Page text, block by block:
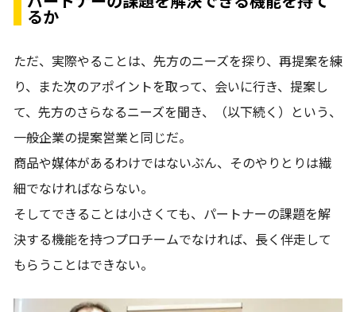
るか
ただ、実際やることは、先方のニーズを探り、再提案を練
り、また次のアポイントを取って、会いに行き、提案し
て、先方のさらなるニーズを聞き、（以下続く）という、
一般企業の提案営業と同じだ。
商品や媒体があるわけではないぶん、そのやりとりは繊
細でなければならない。
そしてできることは小さくても、パートナーの課題を解
決する機能を持つプロチームでなければ、長く伴走して
もらうことはできない。